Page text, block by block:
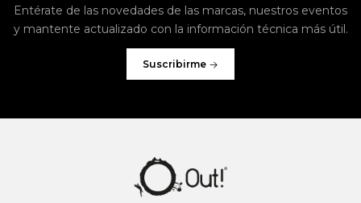
Entérate de las novedades de las marcas, nuestros eventos
y mantente actualizado con la información técnica más útil.
Suscribirme